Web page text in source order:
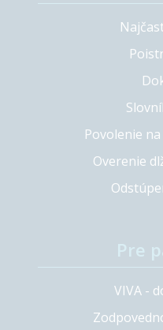
Povolenie
Overenie
VIVA -